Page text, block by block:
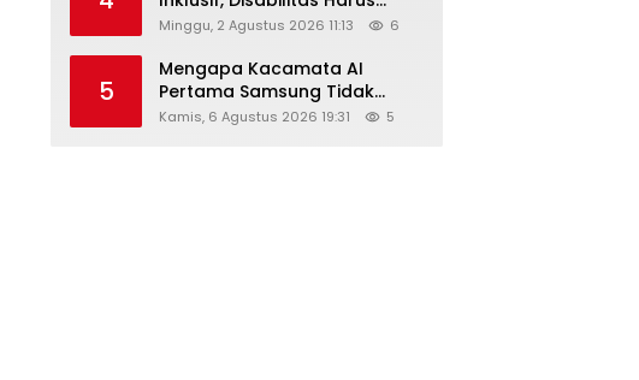
Dapat Kesempatan Setara
Minggu, 2 Agustus 2026 11:13 6
5
Mengapa Kacamata AI
Pertama Samsung Tidak
Dibekali Layar?
Kamis, 6 Agustus 2026 19:31 5